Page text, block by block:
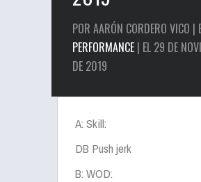
POR AARÓN CORDERO VICO |
PERFORMANCE | EL 29 DE
DE 2019
A: Skill:
DB Push jerk
B: WOD: